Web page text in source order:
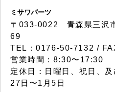
ミサワパーツ
〒033-0022 青森県三沢
69
TEL：0176-50-7132 /
営業時間：8:30〜17:30
定休日：日曜日、祝日、
27日〜1月5日